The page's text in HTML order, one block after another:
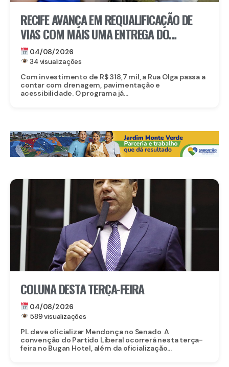
RECIFE AVANÇA EM REQUALIFICAÇÃO DE
VIAS COM MAIS UMA ENTREGA DO
PROGRAMA RUA TININDO NO BAIRRO DA
ENCRUZILHADA
04/08/2026
34 visualizações
Com investimento de R$ 318,7 mil, a Rua Olga passa a
contar com drenagem, pavimentação e
acessibilidade. O programa já...
COLUNA DESTA TERÇA-FEIRA
04/08/2026
589 visualizações
PL deve oficializar Mendonça no Senado A
convenção do Partido Liberal ocorrerá nesta terça-
feira no Bugan Hotel, além da oficialização...